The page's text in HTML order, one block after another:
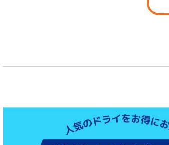
特集 フリーズドライ